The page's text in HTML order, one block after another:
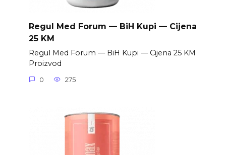
Regul Med Forum — BiH Kupi — Cijena
25 KM
Regul Med Forum — BiH Kupi — Cijena 25 KM
Proizvod
0 275